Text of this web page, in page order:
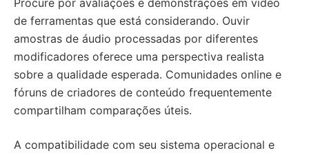
Procure por avaliações e demonstrações em vídeo
de ferramentas que está considerando. Ouvir
amostras de áudio processadas por diferentes
modificadores oferece uma perspectiva realista
sobre a qualidade esperada. Comunidades online e
fóruns de criadores de conteúdo frequentemente
compartilham comparações úteis.
A compatibilidade com seu sistema operacional e